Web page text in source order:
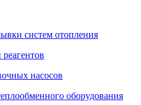
систем отопления
насосов
оборудования